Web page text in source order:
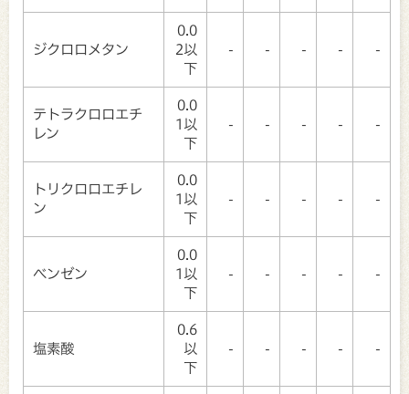
ジクロロメタン
0.0
2以
下
- - - - -
テトラクロロエチ
レン
0.0
1以
下
- - - - -
トリクロロエチレ
ン
0.0
1以
下
- - - - -
ベンゼン
0.0
1以
下
- - - - -
塩素酸
0.6
以
下
- - - - -